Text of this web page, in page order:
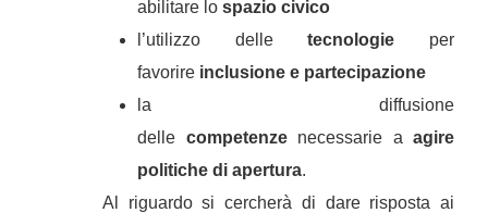
abilitare lo spazio civico
l’utilizzo delletecnologie per
favorire inclusione e partecipazione
la diffusione
delle competenzenecessarie a agire
politiche di apertura.
Al riguardo si cercherà di dare risposta ai